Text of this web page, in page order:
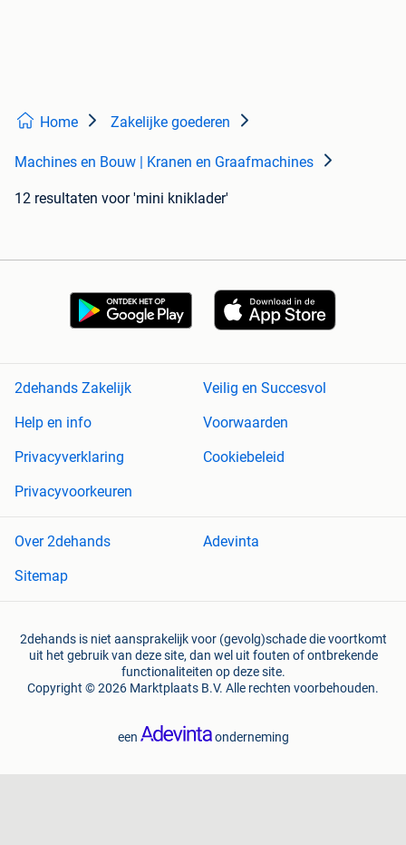
Home Zakelijke goederen
Machines en Bouw | Kranen en Graafmachines
12 resultaten voor 'mini kniklader'
2dehands Zakelijk
Veilig en Succesvol
Help en info
Voorwaarden
Privacyverklaring
Cookiebeleid
Privacyvoorkeuren
Over 2dehands
Adevinta
Sitemap
2dehands is niet aansprakelijk voor (gevolg)schade die voortkomt
uit het gebruik van deze site, dan wel uit fouten of ontbrekende
functionaliteiten op deze site.
Copyright © 2026 Marktplaats B.V. Alle rechten voorbehouden.
een onderneming